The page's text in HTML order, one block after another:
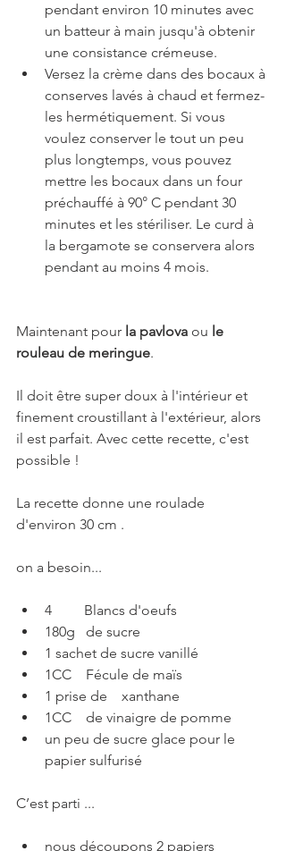
pendant environ 10 minutes avec
un batteur à main jusqu'à obtenir
une consistance crémeuse.
Versez la crème dans des bocaux à
conserves lavés à chaud et fermez-
les hermétiquement. Si vous
voulez conserver le tout un peu
plus longtemps, vous pouvez
mettre les bocaux dans un four
préchauffé à 90° C pendant 30
minutes et les stériliser. Le curd à
la bergamote se conservera alors
pendant au moins 4 mois.
Maintenant pour la pavlova ou le
rouleau de meringue.
Il doit être super doux à l'intérieur et
finement croustillant à l'extérieur, alors
il est parfait. Avec cette recette, c'est
possible !
La recette donne une roulade
d'environ 30 cm .
on a besoin...
4         Blancs d'oeufs
180g   de sucre
1 sachet de sucre vanillé
1CC    Fécule de maïs
1 prise de    xanthane
1CC    de vinaigre de pomme
un peu de sucre glace pour le
papier sulfurisé
C’est parti ...
nous découpons 2 papiers